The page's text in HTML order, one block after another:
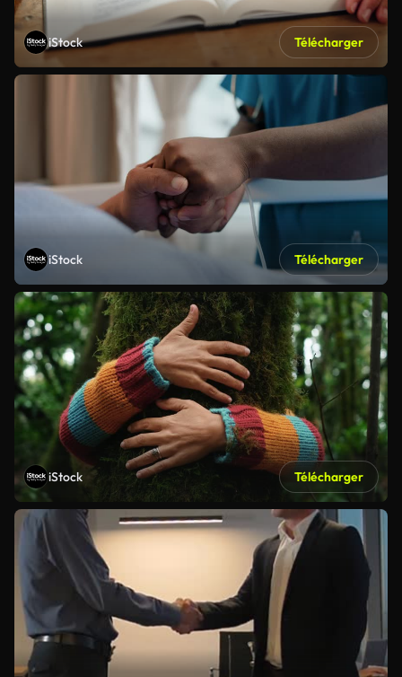
iStock Télécharger
iStock Télécharger
iStock Télécharger